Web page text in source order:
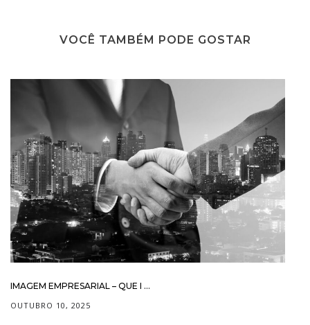
VOCÊ TAMBÉM PODE GOSTAR
IMAGEM EMPRESARIAL – QUE I ...
OUTUBRO 10, 2025